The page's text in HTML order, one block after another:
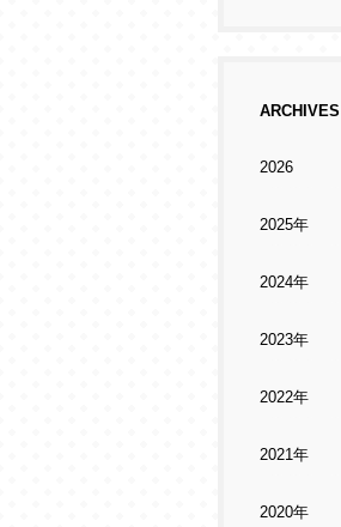
ARCHIVES
2026
2025年
2024年
2023年
2022年
2021年
2020年